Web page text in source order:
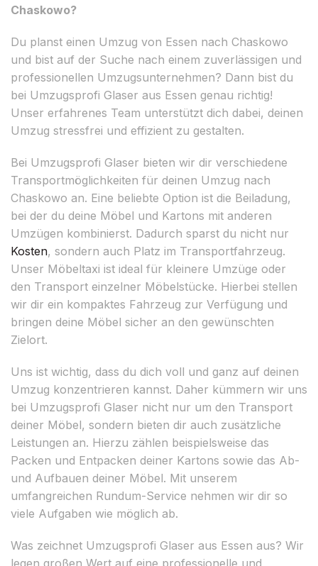
Chaskowo?
Du planst einen Umzug von Essen nach Chaskowo
und bist auf der Suche nach einem zuverlässigen und
professionellen Umzugsunternehmen? Dann bist du
bei Umzugsprofi Glaser aus Essen genau richtig!
Unser erfahrenes Team unterstützt dich dabei, deinen
Umzug stressfrei und effizient zu gestalten.
Bei Umzugsprofi Glaser bieten wir dir verschiedene
Transportmöglichkeiten für deinen Umzug nach
Chaskowo an. Eine beliebte Option ist die Beiladung,
bei der du deine Möbel und Kartons mit anderen
Umzügen kombinierst. Dadurch sparst du nicht nur
Kosten, sondern auch Platz im Transportfahrzeug.
Unser Möbeltaxi ist ideal für kleinere Umzüge oder
den Transport einzelner Möbelstücke. Hierbei stellen
wir dir ein kompaktes Fahrzeug zur Verfügung und
bringen deine Möbel sicher an den gewünschten
Zielort.
Uns ist wichtig, dass du dich voll und ganz auf deinen
Umzug konzentrieren kannst. Daher kümmern wir uns
bei Umzugsprofi Glaser nicht nur um den Transport
deiner Möbel, sondern bieten dir auch zusätzliche
Leistungen an. Hierzu zählen beispielsweise das
Packen und Entpacken deiner Kartons sowie das Ab-
und Aufbauen deiner Möbel. Mit unserem
umfangreichen Rundum-Service nehmen wir dir so
viele Aufgaben wie möglich ab.
Was zeichnet Umzugsprofi Glaser aus Essen aus? Wir
legen großen Wert auf eine professionelle und